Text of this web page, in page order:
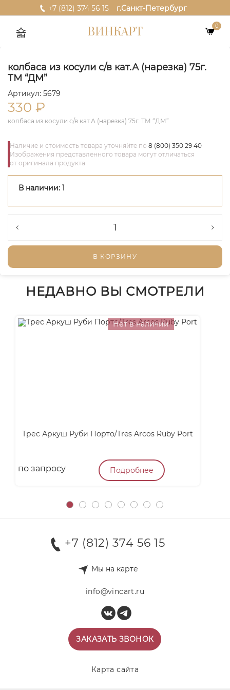
+7 (812) 374 56 15 г.Санкт-Петербург
ВИНКАРТ 0
колбаса из косули с/в кат.А (нарезка) 75г.
ТМ “ДМ”
Артикул: 5679
330 ₽
колбаса из косули с/в кат.А (нарезка) 75г. ТМ “ДМ”
Наличие и стоимость товара уточняйте по 8 (800) 350 29 40
Изображения представленного товара могут отличаться
от оригинала продукта
В наличии: 1
В КОРЗИНУ
НЕДАВНО ВЫ СМОТРЕЛИ
Нет в наличии
Трес Аркуш Руби Порто/Tres Arcos Ruby Port
по запросу Подробнее
+7 (812) 374 56 15
Мы на карте
info@vincart.ru
ЗАКАЗАТЬ ЗВОНОК
Карта сайта